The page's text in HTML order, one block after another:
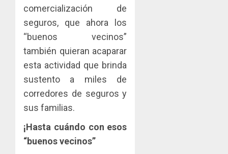
comercialización de
seguros, que ahora los
“buenos vecinos”
también quieran acaparar
esta actividad que brinda
sustento a miles de
corredores de seguros y
sus familias.
¡Hasta cuándo con esos
“buenos vecinos”